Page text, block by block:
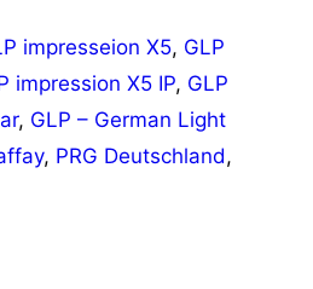
impresseion X5, GLP
impression X5 IP, GLP
, GLP – German Light
, PRG Deutschland,